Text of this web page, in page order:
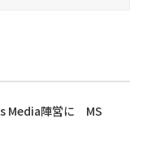
Media陣営に MS